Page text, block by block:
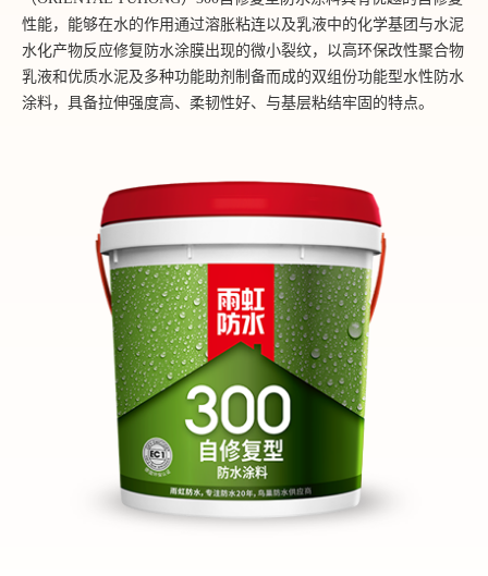
性能，能够在水的作用通过溶胀粘连以及乳液中的化学基团与水泥
水化产物反应修复防水涂膜出现的微小裂纹，以高环保改性聚合物
乳液和优质水泥及多种功能助剂制备而成的双组份功能型水性防水
涂料，具备拉伸强度高、柔韧性好、与基层粘结牢固的特点。